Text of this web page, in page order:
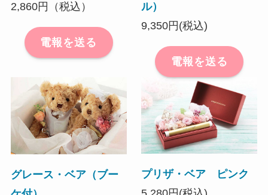
2,860円（税込）
電報を送る
ル）
9,350円(税込)
電報を送る
グレース・ベア（ブー
プリザ・ベア ピンク